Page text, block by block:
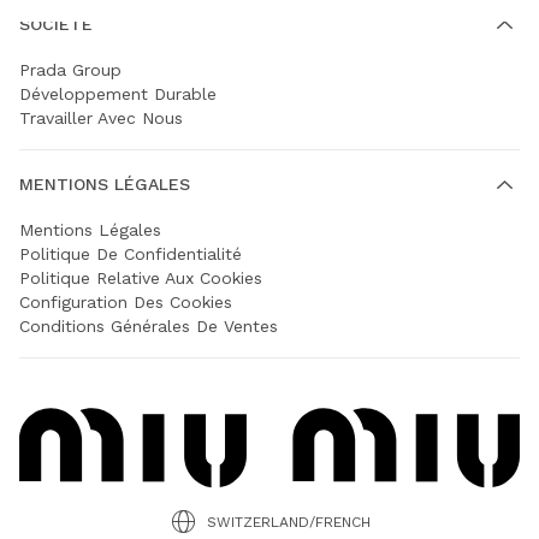
SOCIÉTÉ
Prada Group
Développement Durable
Travailler Avec Nous
MENTIONS LÉGALES
Mentions Légales
Politique De Confidentialité
Politique Relative Aux Cookies
Configuration Des Cookies
Conditions Générales De Ventes
SWITZERLAND/FRENCH